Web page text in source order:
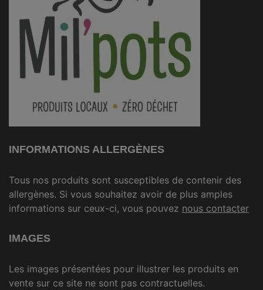
INFORMATIONS ALLERGÈNES
Tous nos produits sont susceptibles de contenir des
allergènes. Si vous souhaitez avoir de plus amples
informations sur ceux-ci, vous pouvez nous contacter
IMAGES
Les images présentées pour illustrer les produits en
vente sur ce site ne sont pas contractuelles.